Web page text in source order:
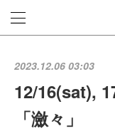
2023.12.06 03:03
12/16(sat),
「瀲々」